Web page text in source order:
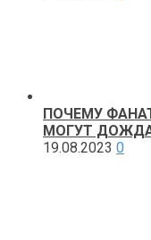
ПОЧЕМУ
МОГУТ
19.08.2023 0